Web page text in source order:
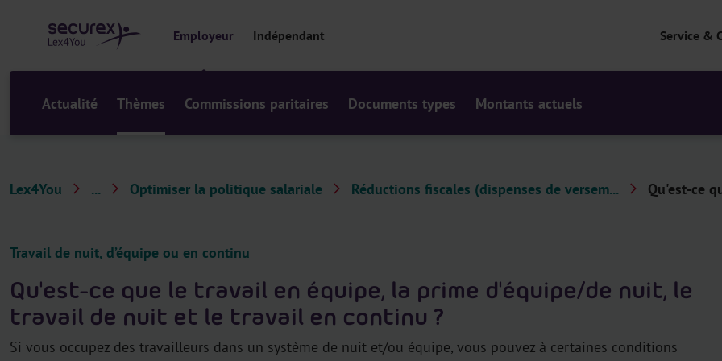
Employeur Indépendant Service &
Actualité Thèmes Commissions paritaires Documents types Montants actuels
Lex4You
...
è
e
s
Optimiser la politique salariale Réductions fiscales (dispenses de versem... Qu'est-ce
Travail de nuit, d’équipe ou en continu
Qu'est-ce que le travail en équipe, la prime d'équipe/de nuit, le
travail de nuit et le travail en continu ?
Si vous occupez des travailleurs dans un système de nuit et/ou équipe, vous pouvez à certaines conditions